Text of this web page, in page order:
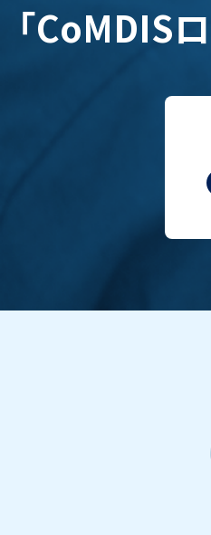
「CoMDIS